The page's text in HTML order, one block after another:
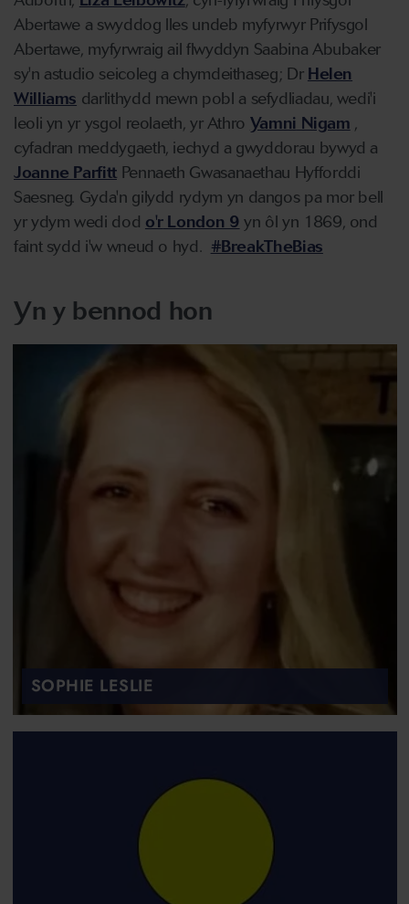
Abertawe a swyddog lles undeb myfyrwyr Prifysgol
Abertawe, myfyrwraig ailflwyddyn Saabina Abubaker
sy'n astudio seicoleg a chymdeithaseg; Dr Helen
Williams darlithydd mewn pobl a sefydliadau, wedi'i
leoli yn yr ysgol reolaeth, yr Athro Yamni Nigam ,
cyfadran meddygaeth, iechyd a gwyddorau bywyd a
Joanne Parfitt Pennaeth Gwasanaethau Hyfforddi
Saesneg. Gyda'n gilydd rydym yn dangos pa mor bell
yr ydym wedi dod o'rLondon 9 yn ôl yn 1869, ond
faint sydd i'w wneud o hyd. #BreakTheBias
Yn y bennod hon
SOPHIE LESLIE